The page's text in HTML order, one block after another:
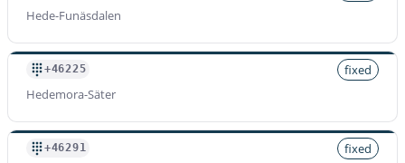
Hede-Funäsdalen
+46225
fixed
Hedemora-Säter
+46291
fixed